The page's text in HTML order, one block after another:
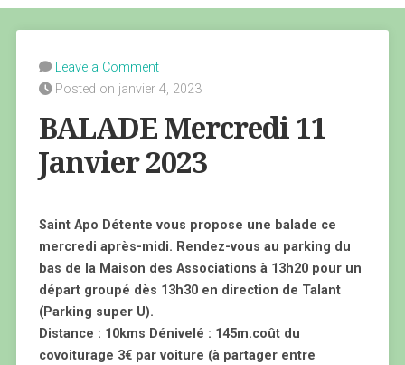
Leave a Comment
Posted on janvier 4, 2023
BALADE Mercredi 11
Janvier 2023
Saint Apo Détente vous propose une balade ce
mercredi après-midi. Rendez-vous au parking du
bas de la Maison des Associations à 13h20 pour un
départ groupé dès 13h30 en direction de Talant
(Parking super U).
Distance : 10kms Dénivelé : 145m.coût du
covoiturage 3€ par voiture (à partager entre